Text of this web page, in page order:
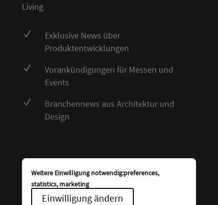
Living
N
Exklusive News über
Produktentwicklungen
N
Vorankündigungen für Messen und
Events
N
Branchennews aus Architektur und
Design
Weitere Einwilligung notwendig:preferences,
statistics, marketing
Einwilligung ändern